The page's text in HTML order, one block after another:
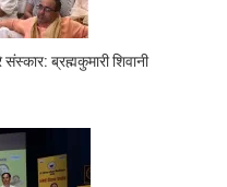
संस्कार: ब्रह्मकुमारी शिवानी